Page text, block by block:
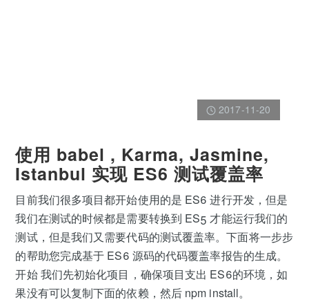
2017-11-20
使用 babel , Karma, Jasmine,
Istanbul 实现 ES6 测试覆盖率
目前我们很多项目都开始使用的是 ES6 进行开发，但是
我们在测试的时候都是需要转换到 ES5 才能运行我们的
测试，但是我们又需要代码的测试覆盖率。下面将一步步
的帮助您完成基于 ES6 源码的代码覆盖率报告的生成。
开始 我们先初始化项目，确保项目支出 ES6的环境，如
果没有可以复制下面的依赖，然后 npm install。